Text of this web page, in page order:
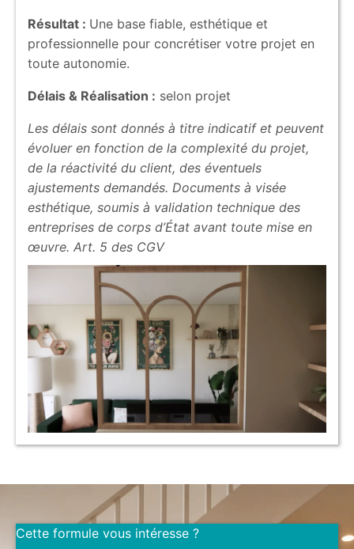
Résultat : Une base fiable, esthétique et
professionnelle pour concrétiser votre projet en
toute autonomie.
Délais & Réalisation : selon projet
Les délais sont donnés à titre indicatif et peuvent
évoluer en fonction de la complexité du projet,
de la réactivité du client, des éventuels
ajustements demandés. Documents à visée
esthétique, soumis à validation technique des
entreprises de corps d’État avant toute mise en
œuvre. Art. 5 des CGV
Cette formule vous intéresse ?